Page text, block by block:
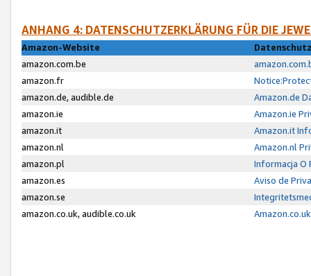
ANHANG 4: DATENSCHUTZERKLÄRUNG FÜR DIE
Amazon-Website
amazon.com.be
amazon.fr
amazon.de, audible.de
Amazon.de
amazon.ie
Amazon.ie
amazon.it
Amazon.it
amazon.nl
Amazon.nl
amazon.pl
Informacja O
amazon.es
Aviso de
amazon.se
amazon.co.uk, audible.co.uk